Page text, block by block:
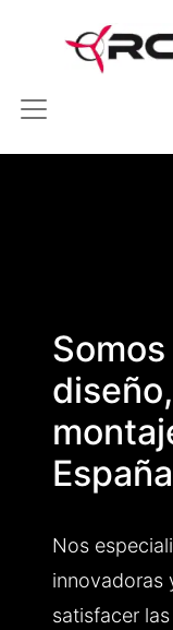
Nos
innovadoras
satisfacer